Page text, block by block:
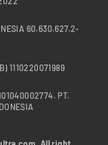
60.630.627.2-
1110220071989
PT.